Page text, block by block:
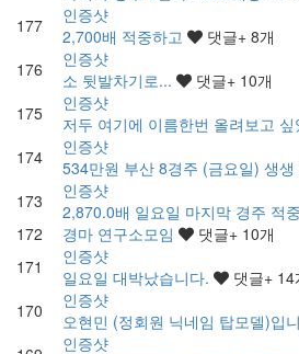
177
인증샷
2,700배 적중하고
댓글+ 8개
176
인증샷
소 뒷발차기로...
댓글+ 10개
175
인증샷
저두 여기에 이름한번 올려보고 싶
174
인증샷
534만원 부산 8경주 (금요일) 생
173
인증샷
2,870.0배 일요일 마지막 경주 적
172
경마 연구소모임 댓글+ 10개
171
인증샷
일요일 대박났습니다.
댓글+ 14
170
인증샷
오현민 (정회원 닉네임 탑모델)입
인증샷